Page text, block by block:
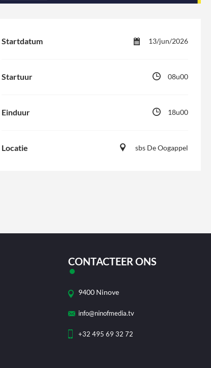
Startdatum 13/jun/2026
Startuur 08u00
Einduur 18u00
Locatie sbs De Oogappel
CONTACTEER ONS
9400 Ninove
info@ninofmedia.tv
+32 495 69 32 72